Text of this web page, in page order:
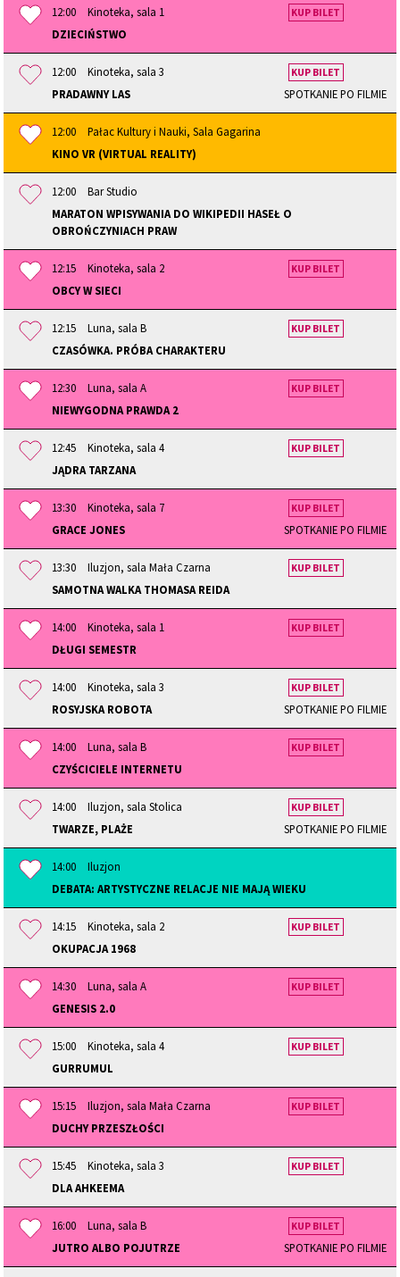
12:00
Kinoteka, sala 1
DZIECIŃSTWO
KUP BILET
12:00
Kinoteka, sala 3
PRADAWNY LAS
SPOTKANIE PO FILMIE
KUP BILET
12:00
Pałac Kultury i Nauki, Sala Gagarina
KINO VR (VIRTUAL REALITY)
12:00
Bar Studio
MARATON WPISYWANIA DO WIKIPEDII HASEŁ O
OBROŃCZYNIACH PRAW
12:15
Kinoteka, sala 2
OBCY W SIECI
KUP BILET
12:15
Luna, sala B
CZASÓWKA. PRÓBA CHARAKTERU
KUP BILET
12:30
Luna, sala A
NIEWYGODNA PRAWDA 2
KUP BILET
12:45
Kinoteka, sala 4
JĄDRA TARZANA
KUP BILET
13:30
Kinoteka, sala 7
GRACE JONES
SPOTKANIE PO FILMIE
KUP BILET
13:30
Iluzjon, sala Mała Czarna
SAMOTNA WALKA THOMASA REIDA
KUP BILET
14:00
Kinoteka, sala 1
DŁUGI SEMESTR
KUP BILET
14:00
Kinoteka, sala 3
ROSYJSKA ROBOTA
SPOTKANIE PO FILMIE
KUP BILET
14:00
Luna, sala B
CZYŚCICIELE INTERNETU
KUP BILET
14:00
Iluzjon, sala Stolica
TWARZE, PLAŻE
SPOTKANIE PO FILMIE
KUP BILET
14:00
Iluzjon
DEBATA: ARTYSTYCZNE RELACJE NIE MAJĄ WIEKU
14:15
Kinoteka, sala 2
OKUPACJA 1968
KUP BILET
14:30
Luna, sala A
GENESIS 2.0
KUP BILET
15:00
Kinoteka, sala 4
GURRUMUL
KUP BILET
15:15
Iluzjon, sala Mała Czarna
DUCHY PRZESZŁOŚCI
KUP BILET
15:45
Kinoteka, sala 3
DLA AHKEEMA
KUP BILET
16:00
Luna, sala B
JUTRO ALBO POJUTRZE
SPOTKANIE PO FILMIE
KUP BILET